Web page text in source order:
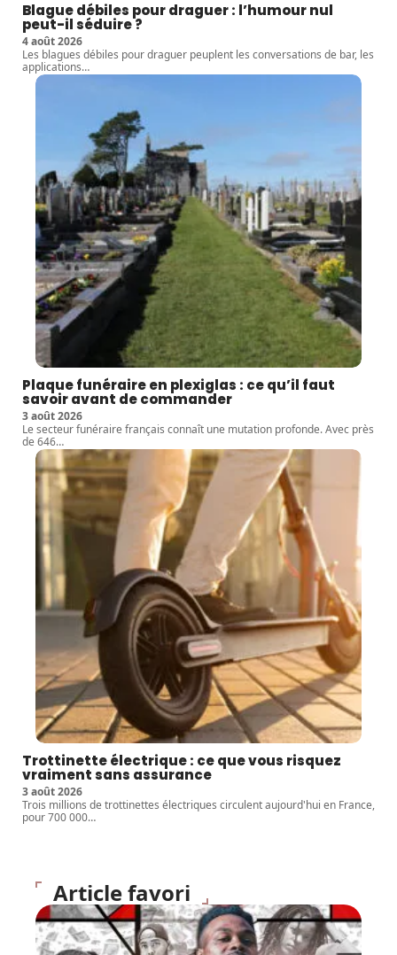
Blague débiles pour draguer : l’humour nul
peut-il séduire ?
4 août 2026
Les blagues débiles pour draguer peuplent les conversations de bar, les
applications…
Plaque funéraire en plexiglas : ce qu’il faut
savoir avant de commander
3 août 2026
Le secteur funéraire français connaît une mutation profonde. Avec près
de 646…
Trottinette électrique : ce que vous risquez
vraiment sans assurance
3 août 2026
Trois millions de trottinettes électriques circulent aujourd'hui en France,
pour 700 000…
Article favori